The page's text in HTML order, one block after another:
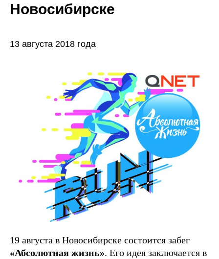
Новосибирске
13 августа 2018 года
19 августа в Новосибирске состоится забег
«Абсолютная жизнь». Его идея заключается в